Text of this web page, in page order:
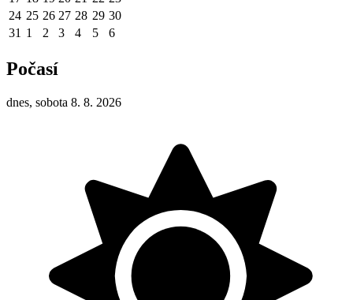
24 25 26 27 28 29 30
31 1 2 3 4 5 6
Počasí
dnes, sobota 8. 8. 2026